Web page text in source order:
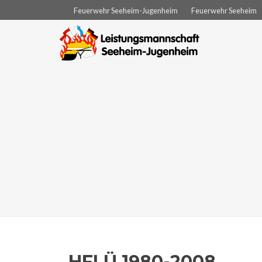
Feuerwehr Seeheim-Jugenheim Feuerwehr Seeheim